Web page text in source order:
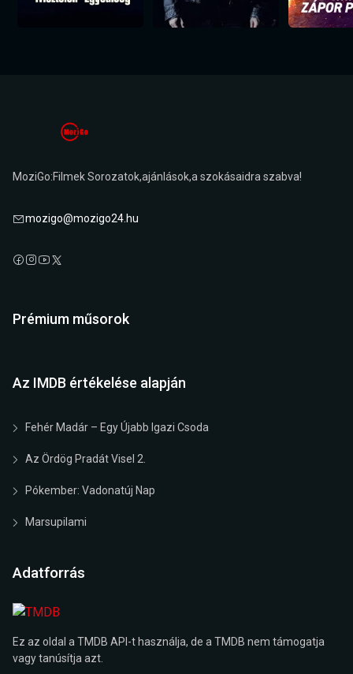
MoziGo:Filmek Sorozatok,ajánlások,a szokásaidra szabva!
mozigo@mozigo24.hu
Prémium műsorok
Az IMDB értékelése alapján
Fehér Madár – Egy Újabb Igazi Csoda
Az Ördög Pradát Visel 2.
Pókember: Vadonatúj Nap
Marsupilami
Adatforrás
Ez az oldal a TMDB API-t használja, de a TMDB nem támogatja
vagy tanúsítja azt.